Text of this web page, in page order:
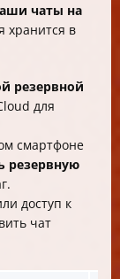
чаты на
хранится в
резервной
для
смартфоне
резервную
доступ к
чат